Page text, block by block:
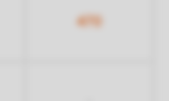
470